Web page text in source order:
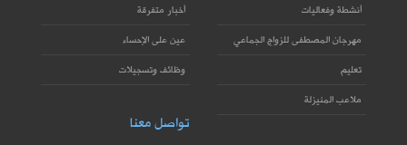
أنشطة وفعاليات
مهرجان المصطفى للزواج الجماعي
تعليم
ملاعب المنيزلة
أخبار متفرقة
عين على الإحساء
وظائف وتسجيلات
تواصل معنا